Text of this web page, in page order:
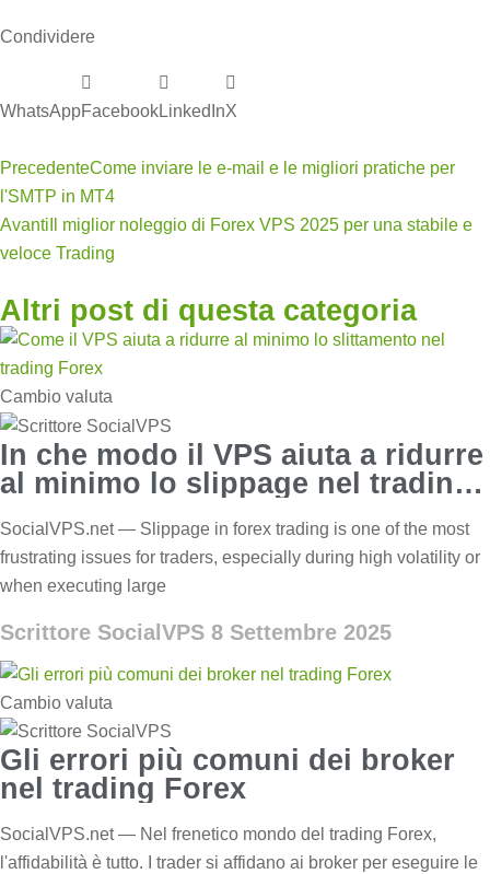
Condividere
WhatsAppFacebookLinkedInX
PrecedenteCome inviare le e-mail e le migliori pratiche per
l'SMTP in MT4
Avanti Il miglior noleggio di Forex VPS 2025 per una stabile e
veloce Trading
Altri post di questa categoria
Cambio valuta
In che modo il VPS aiuta a ridurre
al minimo lo slippage nel trading
SocialVPS.net — Slippage in forex trading is one of the most
frustrating issues for traders, especially during high volatility or
when executing large
Scrittore SocialVPS 8 Settembre 2025
Cambio valuta
Gli errori più comuni dei broker
nel trading Forex
SocialVPS.net — Nel frenetico mondo del trading Forex,
l'affidabilità è tutto. I trader si affidano ai broker per eseguire le